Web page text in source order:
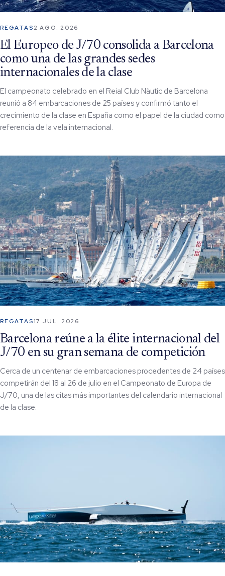
REGATAS 2 AGO. 2026
El Europeo de J/70 consolida a Barcelona
como una de las grandes sedes
internacionales de la clase
El campeonato celebrado en el Reial Club Nàutic de Barcelona
reunió a 84 embarcaciones de 25 países y confirmó tanto el
crecimiento de la clase en España como el papel de la ciudad como
referencia de la vela internacional.
REGATAS17 JUL. 2026
Barcelona reúne a la élite internacional del
J/70 en su gran semana de competición
Cerca de un centenar de embarcaciones procedentes de 24 países
competirán del 18 al 26 de julio en el Campeonato de Europa de
J/70, una de las citas más importantes del calendario internacional
de la clase.